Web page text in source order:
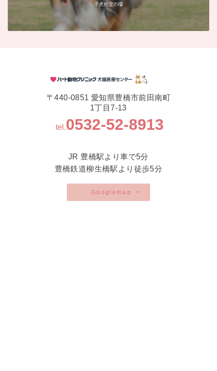
子犬社交の場
〒440-0851 愛知県豊橋市前田南町
1丁目7-13
tel.0532-52-8913
JR 豊橋駅より車で5分
豊橋鉄道柳生橋駅より徒歩5分
Googlemap >